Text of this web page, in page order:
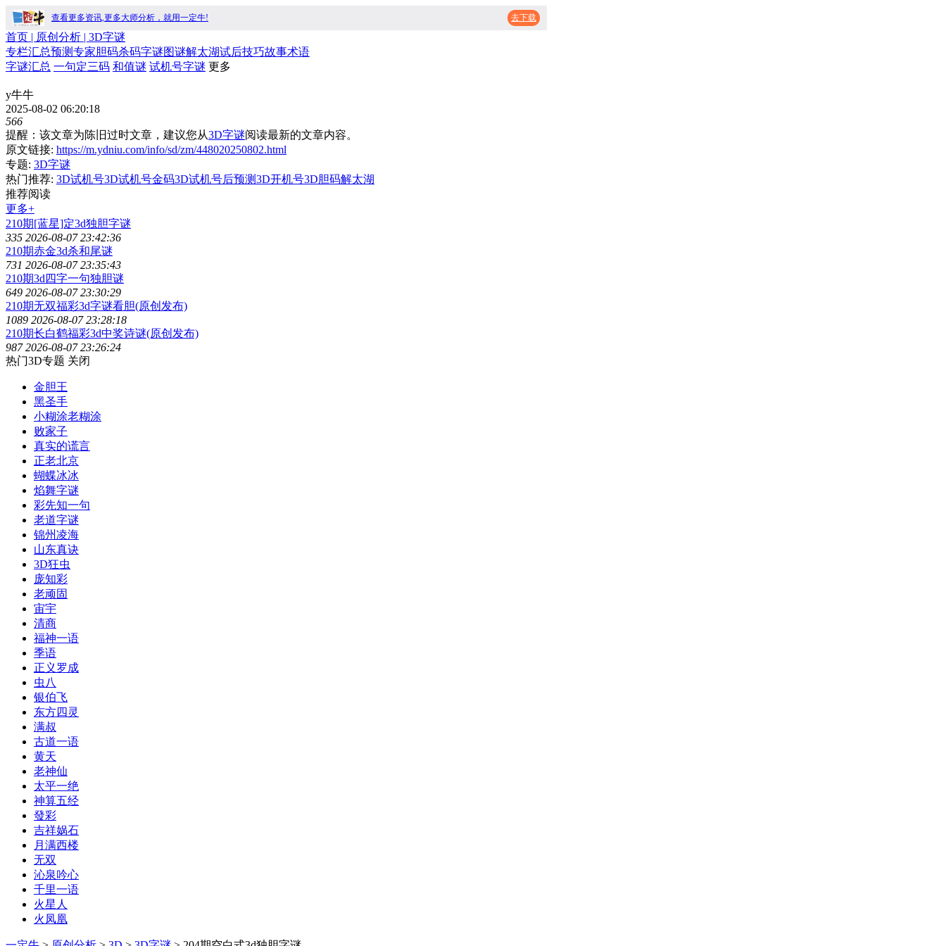
查看更多资讯,更多大师分析，就用一定牛! 去下载
首页 | 原创分析 | 3D字谜
专栏汇总预测专家胆码杀码字谜图谜解太湖试后技巧故事术语
字谜汇总 一句定三码 和值谜 试机号字谜 更多
y牛牛
2025-08-02 06:20:18
566
提醒：该文章为陈旧过时文章，建议您从3D字谜阅读最新的文章内容。
原文链接: https://m.ydniu.com/info/sd/zm/448020250802.html
专题: 3D字谜
热门推荐: 3D试机号3D试机号金码3D试机号后预测3D开机号3D胆码解太湖
推荐阅读
更多+
210期[蓝星]定3d独胆字谜
335 2026-08-07 23:42:36
210期赤金3d杀和尾谜
731 2026-08-07 23:35:43
210期3d四字一句独胆谜
649 2026-08-07 23:30:29
210期无双福彩3d字谜看胆(原创发布)
1089 2026-08-07 23:28:18
210期长白鹤福彩3d中奖诗谜(原创发布)
987 2026-08-07 23:26:24
热门3D专题 关闭
金胆王
黑圣手
小糊涂老糊涂
败家子
真实的谎言
正老北京
蝴蝶冰冰
焰舞字谜
彩先知一句
老道字谜
锦州凌海
山东真诀
3D狂虫
庞知彩
老顽固
宙宇
清商
福神一语
季语
正义罗成
虫八
银伯飞
东方四灵
满叔
古道一语
黄天
老神仙
太平一绝
神算五经
發彩
吉祥娲石
月满西楼
无双
沁泉吟心
千里一语
火星人
火凤凰